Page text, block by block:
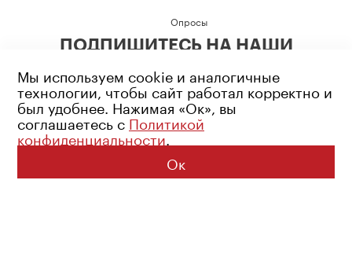
Опросы
ПОДПИШИТЕСЬ НА НАШИ
Возрастное ограничение: 16+
Политика конфиденциальности
© 2026 Все права защищены
Мы используем cookie и аналогичные
технологии, чтобы сайт работал корректно и
был удобнее. Нажимая «Ок», вы
соглашаетесь с Политикой
конфиденциальности.
Ок